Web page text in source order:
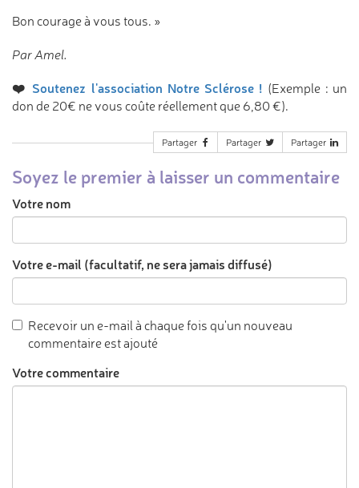
Bon courage à vous tous. »
Par Amel.
❤️ Soutenez l'association Notre Sclérose ! (Exemple : un
don de 20€ ne vous coûte réellement que 6,80 €).
Partager Partager Partager
Soyez le premier à laisser un commentaire
Votre nom
Votre e-mail (facultatif, ne sera jamais diffusé)
Recevoir un e-mail à chaque fois qu'un nouveau
commentaire est ajouté
Votre commentaire